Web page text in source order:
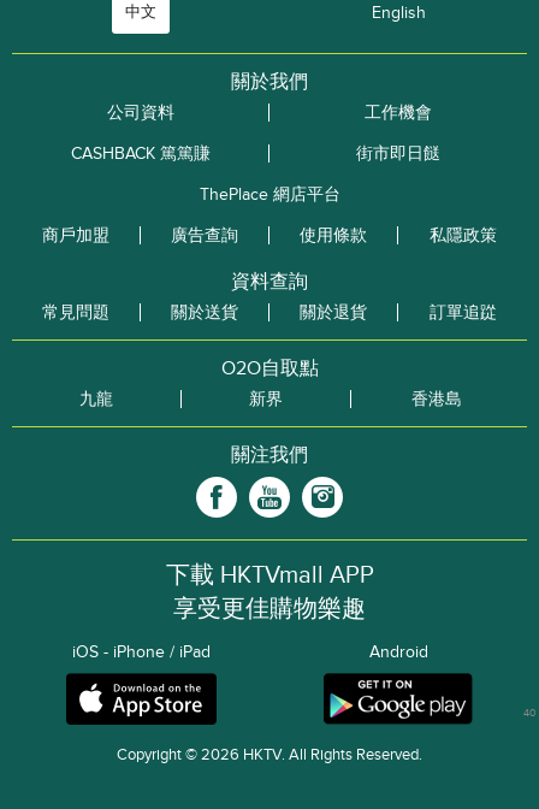
中文 English
關於我們
公司資料
工作機會
CASHBACK 篤篤賺
街市即日餸
ThePlace 網店平台
商戶加盟
廣告查詢 使用條款 私隱政策
資料查詢
常見問題 關於送貨 關於退貨 訂單追踨
O2O自取點
九龍 新界 香港島
關注我們
下載 HKTVmall APP
享受更佳購物樂趣
iOS - iPhone / iPad Android
Copyright © 2026 HKTV. All Rights Reserved.
40